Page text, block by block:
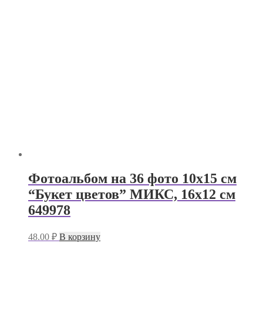
Фотоальбом на 36 фото 10х15 см
“Букет цветов” МИКС, 16х12 см
649978
48.00 ₽ В корзину